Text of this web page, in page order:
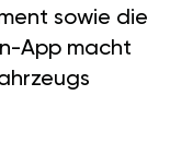
sowie die
App macht